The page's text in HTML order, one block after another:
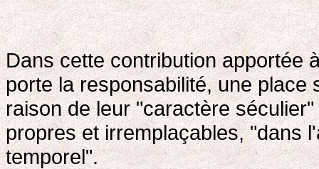
Dans cette contribution apportée
porte la responsabilité, une
raison de leur "caractère
propres et irremplaçables, "dans
temporel".